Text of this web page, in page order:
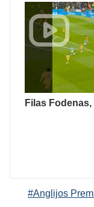
Filas
#Anglijos